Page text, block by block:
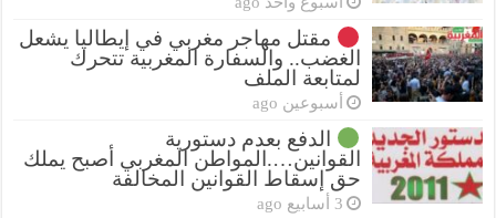
مقتل مهاجر مغربي في إيطاليا يشعل
الغضب.. والسفارة المغربية تتحرك
لمتابعة الملف
أسبوعين ago
الدفع بعدم دستورية
القوانين….المواطن المغربي أصبح يملك
حق إسقاط القوانين المخالفة
3 أسابيع ago